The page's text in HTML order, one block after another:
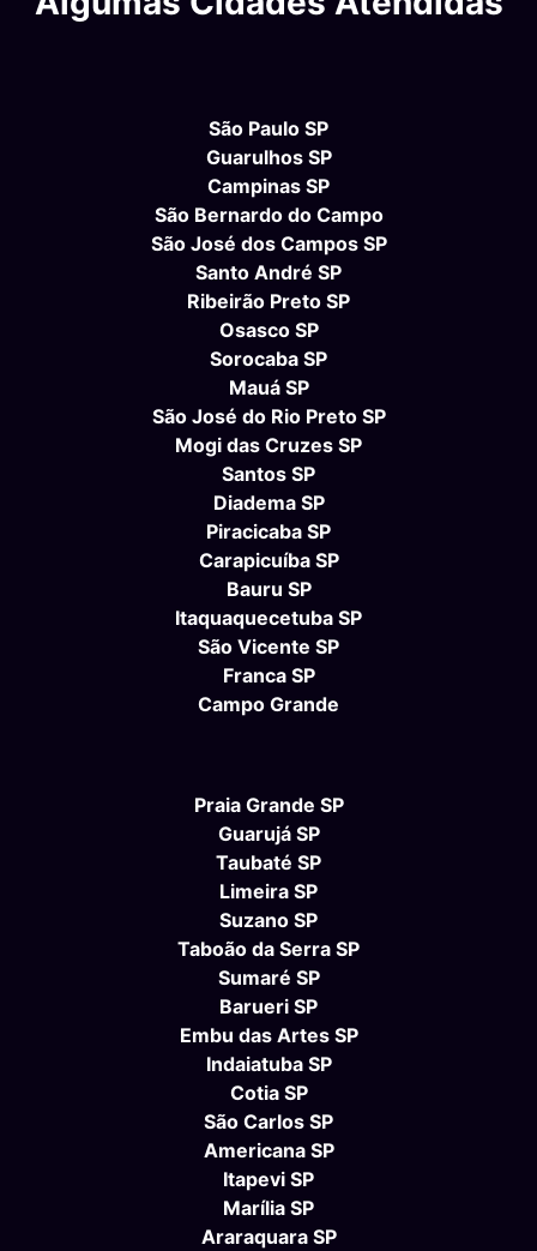
São Paulo SP
Guarulhos SP
Campinas SP
São Bernardo do Campo
São José dos Campos SP
Santo André SP
Ribeirão Preto SP
Osasco SP
Sorocaba SP
Mauá SP
São José do Rio Preto SP
Mogi das Cruzes SP
Santos SP
Diadema SP
Piracicaba SP
Carapicuíba SP
Bauru SP
Itaquaquecetuba SP
São Vicente SP
Franca SP
Campo Grande
Praia Grande SP
Guarujá SP
Taubaté SP
Limeira SP
Suzano SP
Taboão da Serra SP
Sumaré SP
Barueri SP
Embu das Artes SP
Indaiatuba SP
Cotia SP
São Carlos SP
Americana SP
Itapevi SP
Marília SP
Araraquara SP